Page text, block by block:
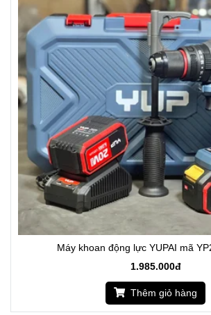
Máy khoan động lực YUPAI mã
1.985.000đ
Thêm giỏ hàng